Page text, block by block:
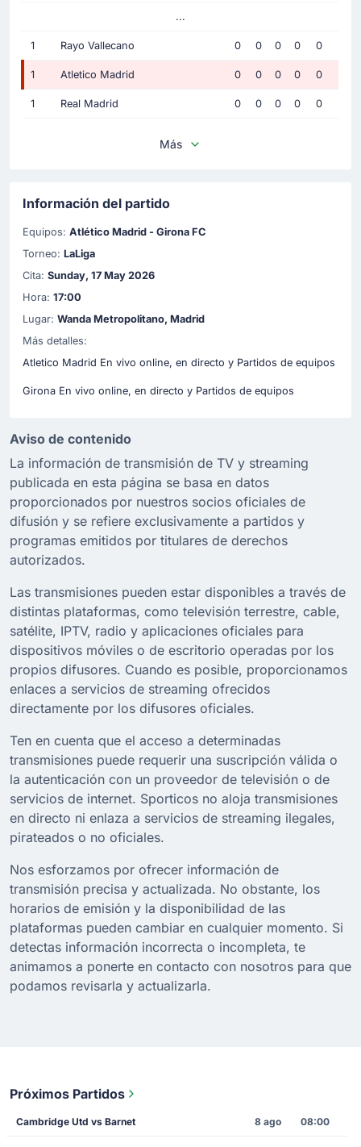
...
1 Rayo Vallecano 0 0 0 0 0
1 Atletico Madrid 0 0 0 0 0
1 Real Madrid 0 0 0 0 0
Más
Información del partido
Equipos: Atlético Madrid - Girona FC
Torneo: LaLiga
Cita: Sunday, 17 May 2026
Hora: 17:00
Lugar: Wanda Metropolitano, Madrid
Más detalles:
Atletico Madrid En vivo online, en directo y Partidos de equipos
Girona En vivo online, en directo y Partidos de equipos
Aviso de contenido
La información de transmisión de TV y streaming
publicada en esta página se basa en datos
proporcionados por nuestros socios oficiales de
difusión y se refiere exclusivamente a partidos y
programas emitidos por titulares de derechos
autorizados.
Las transmisiones pueden estar disponibles a través de
distintas plataformas, como televisión terrestre, cable,
satélite, IPTV, radio y aplicaciones oficiales para
dispositivos móviles o de escritorio operadas por los
propios difusores. Cuando es posible, proporcionamos
enlaces a servicios de streaming ofrecidos
directamente por los difusores oficiales.
Ten en cuenta que el acceso a determinadas
transmisiones puede requerir una suscripción válida o
la autenticación con un proveedor de televisión o de
servicios de internet. Sporticos no aloja transmisiones
en directo ni enlaza a servicios de streaming ilegales,
pirateados o no oficiales.
Nos esforzamos por ofrecer información de
transmisión precisa y actualizada. No obstante, los
horarios de emisión y la disponibilidad de las
plataformas pueden cambiar en cualquier momento. Si
detectas información incorrecta o incompleta, te
animamos a ponerte en contacto con nosotros para que
podamos revisarla y actualizarla.
Próximos Partidos
Cambridge Utd vs Barnet 8 ago 08:00